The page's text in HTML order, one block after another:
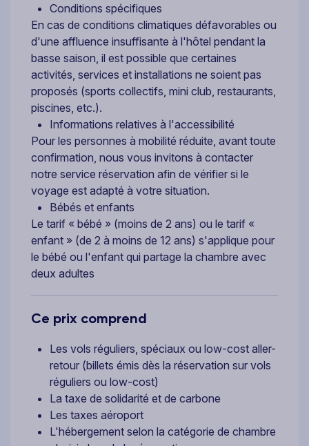
Conditions spécifiques
En cas de conditions climatiques défavorables ou
d'une affluence insuffisante à l'hôtel pendant la
basse saison, il est possible que certaines
activités, services et installations ne soient pas
proposés (sports collectifs, mini club, restaurants,
piscines, etc.).
Informations relatives à l'accessibilité
Pour les personnes à mobilité réduite, avant toute
confirmation, nous vous invitons à contacter
notre service réservation afin de vérifier si le
voyage est adapté à votre situation.
Bébés et enfants
Le tarif « bébé » (moins de 2 ans) ou le tarif «
enfant » (de 2 à moins de 12 ans) s'applique pour
le bébé ou l'enfant qui partage la chambre avec
deux adultes
Ce prix comprend
Les vols réguliers, spéciaux ou low-cost aller-
retour (billets émis dès la réservation sur vols
réguliers ou low-cost)
La taxe de solidarité et de carbone
Les taxes aéroport
L'hébergement selon la catégorie de chambre